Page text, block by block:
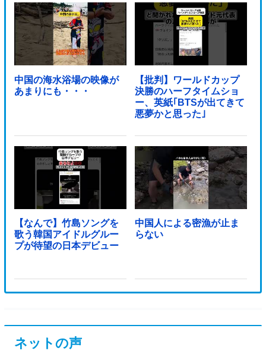
中国の海水浴場の映像が
あまりにも・・・
【批判】ワールドカップ
決勝のハーフタイムショ
ー、英紙｢BTSが出てきて
悪夢かと思った｣
【なんで】竹島ソングを
歌う韓国アイドルグルー
プが待望の日本デビュー
中国人による密漁が止ま
らない
ネットの声